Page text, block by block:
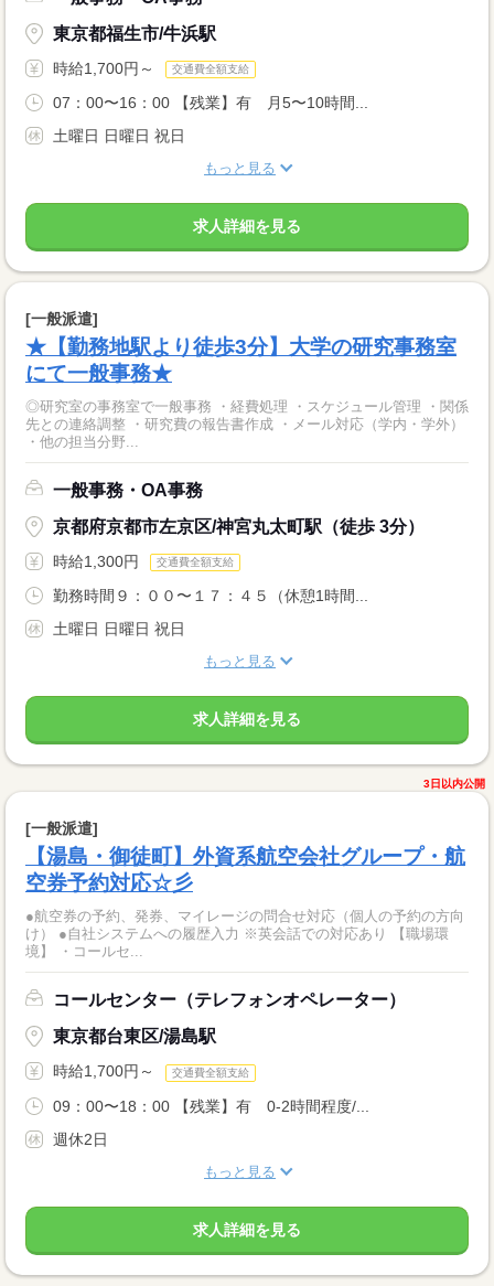
東京都福生市/牛浜駅
時給1,700円～ 交通費全額支給
07：00〜16：00 【残業】有 月5〜10時間...
土曜日 日曜日 祝日
もっと見る
求人詳細を見る
[一般派遣]
★【勤務地駅より徒歩3分】大学の研究事務室
にて一般事務★
◎研究室の事務室で一般事務 ・経費処理 ・スケジュール管理 ・関係
先との連絡調整 ・研究費の報告書作成 ・メール対応（学内・学外）
・他の担当分野...
一般事務・OA事務
京都府京都市左京区/神宮丸太町駅（徒歩 3分）
時給1,300円 交通費全額支給
勤務時間９：００〜１７：４５（休憩1時間...
土曜日 日曜日 祝日
もっと見る
求人詳細を見る
3日以内公開
[一般派遣]
【湯島・御徒町】外資系航空会社グループ・航
空券予約対応☆彡
●航空券の予約、発券、マイレージの問合せ対応（個人の予約の方向
け） ●自社システムへの履歴入力 ※英会話での対応あり 【職場環
境】 ・コールセ...
コールセンター（テレフォンオペレーター）
東京都台東区/湯島駅
時給1,700円～ 交通費全額支給
09：00〜18：00 【残業】有 0-2時間程度/...
週休2日
もっと見る
求人詳細を見る